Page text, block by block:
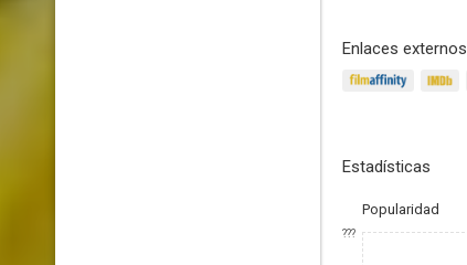
Enlaces externos
Estadísticas
Popularidad
???